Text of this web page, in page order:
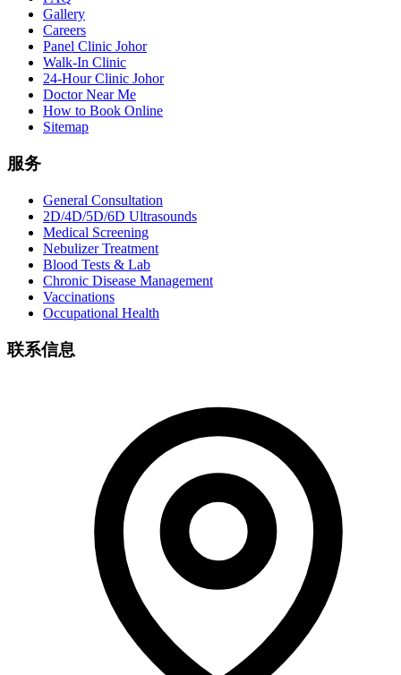
Gallery
Careers
Panel Clinic Johor
Walk-In Clinic
24-Hour Clinic Johor
Doctor Near Me
How to Book Online
Sitemap
服务
General Consultation
2D/4D/5D/6D Ultrasounds
Medical Screening
Nebulizer Treatment
Blood Tests & Lab
Chronic Disease Management
Vaccinations
Occupational Health
联系信息